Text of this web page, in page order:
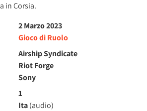
in Corsia.
2 Marzo 2023
Gioco di Ruolo
Airship Syndicate
Riot Forge
Sony
1
Ita(audio)